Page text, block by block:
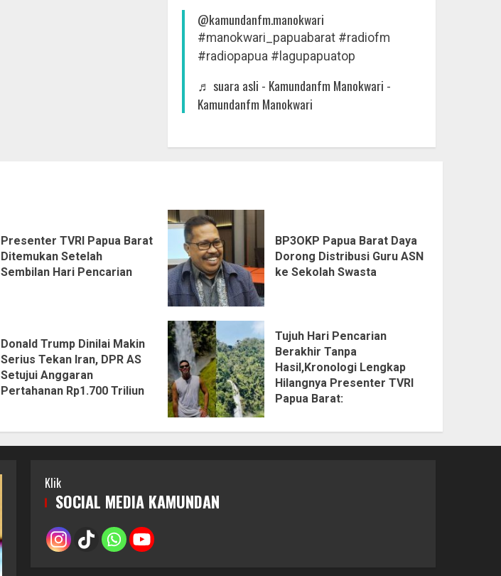
@kamundanfm.manokwari
#manokwari_papuabarat #radiofm
#radiopapua #lagupapuatop
♬ suara asli - Kamundanfm Manokwari -
Kamundanfm Manokwari
Presenter TVRI Papua Barat
Ditemukan Setelah
Sembilan Hari Pencarian
BP3OKP Papua Barat Daya
Dorong Distribusi Guru ASN
ke Sekolah Swasta
Donald Trump Dinilai Makin
Serius Tekan Iran, DPR AS
Setujui Anggaran
Pertahanan Rp1.700 Triliun
Tujuh Hari Pencarian
Berakhir Tanpa
Hasil,Kronologi Lengkap
Hilangnya Presenter TVRI
Papua Barat:
Klik
SOCIAL MEDIA KAMUNDAN